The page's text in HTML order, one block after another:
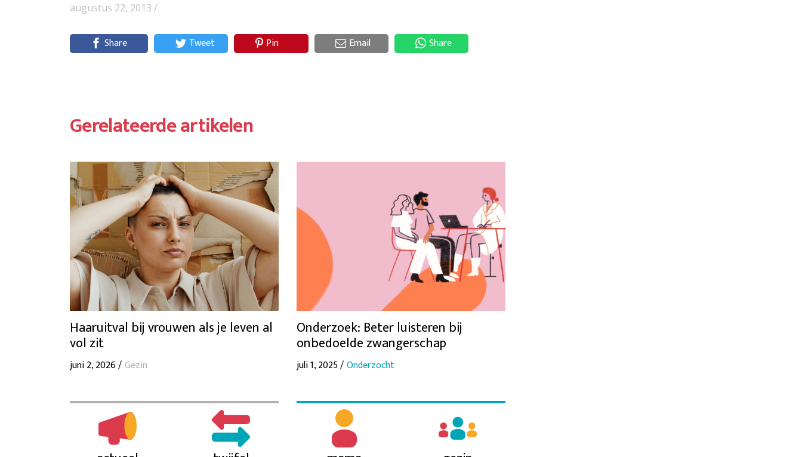
augustus 22, 2013 /
Share Tweet Pin Email Share
Gerelateerde artikelen
Haaruitval bij vrouwen als je leven al
vol zit
juni 2, 2026 /Gezin
Onderzoek: Beter luisteren bij
onbedoelde zwangerschap
juli 1, 2025 /Onderzocht